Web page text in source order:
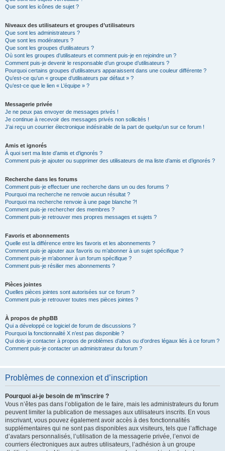
Que sont les icônes de sujet ?
Niveaux des utilisateurs et groupes d’utilisateurs
Que sont les administrateurs ?
Que sont les modérateurs ?
Que sont les groupes d’utilisateurs ?
Où sont les groupes d’utilisateurs et comment puis-je en rejoindre un ?
Comment puis-je devenir le responsable d’un groupe d’utilisateurs ?
Pourquoi certains groupes d’utilisateurs apparaissent dans une couleur différente ?
Qu’est-ce qu’un « groupe d’utilisateurs par défaut » ?
Qu’est-ce que le lien « L’équipe » ?
Messagerie privée
Je ne peux pas envoyer de messages privés !
Je continue à recevoir des messages privés non sollicités !
J’ai reçu un courrier électronique indésirable de la part de quelqu’un sur ce forum !
Amis et ignorés
À quoi sert ma liste d’amis et d’ignorés ?
Comment puis-je ajouter ou supprimer des utilisateurs de ma liste d’amis et d’ignorés ?
Recherche dans les forums
Comment puis-je effectuer une recherche dans un ou des forums ?
Pourquoi ma recherche ne renvoie aucun résultat ?
Pourquoi ma recherche renvoie à une page blanche ?!
Comment puis-je rechercher des membres ?
Comment puis-je retrouver mes propres messages et sujets ?
Favoris et abonnements
Quelle est la différence entre les favoris et les abonnements ?
Comment puis-je ajouter aux favoris ou m’abonner à un sujet spécifique ?
Comment puis-je m’abonner à un forum spécifique ?
Comment puis-je résilier mes abonnements ?
Pièces jointes
Quelles pièces jointes sont autorisées sur ce forum ?
Comment puis-je retrouver toutes mes pièces jointes ?
À propos de phpBB
Qui a développé ce logiciel de forum de discussions ?
Pourquoi la fonctionnalité X n’est pas disponible ?
Qui dois-je contacter à propos de problèmes d’abus ou d’ordres légaux liés à ce forum ?
Comment puis-je contacter un administrateur du forum ?
Problèmes de connexion et d’inscription
Pourquoi ai-je besoin de m’inscrire ?
Vous n’êtes pas dans l’obligation de le faire, mais les administrateurs du forum
peuvent limiter la publication de messages aux utilisateurs inscrits. En vous
inscrivant, vous pouvez également avoir accès à des fonctionnalités
supplémentaires qui ne sont pas disponibles aux visiteurs, tels que l’affichage
d’avatars personnalisés, l’utilisation de la messagerie privée, l’envoi de
courriers électroniques aux autres utilisateurs, l’adhésion à un groupe